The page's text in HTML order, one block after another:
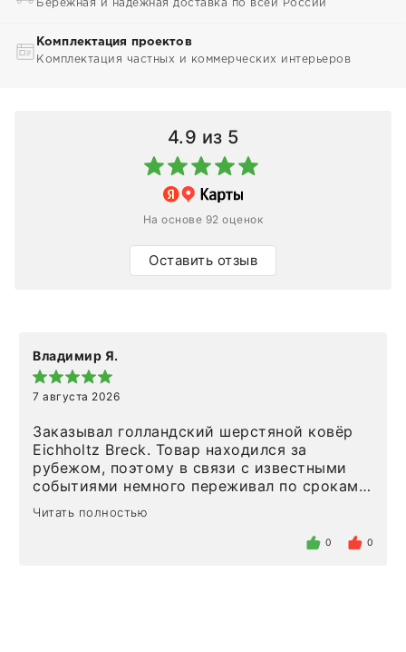
Бережная и надежная доставка по всей России
Комплектация проектов
Комплектация частных и коммерческих интерьеров
4.9 из 5
На основе 92 оценок
Оставить отзыв
Владимир Я.
7 августа 2026
Заказывал голландский шерстяной ковёр
Eichholtz Breck. Товар находился за
рубежом, поэтому в связи с известными
событиями немного переживал по срокам.
Но homeadore привезли ровно в
определенное в договоре время, без
Читать полностью
0 0